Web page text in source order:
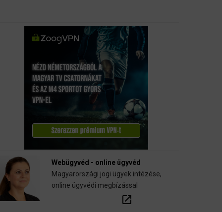
Webügyvéd - online ügyvéd
Magyarországi jogi ügyek intézése,
online ügyvédi megbízással
open_in_new